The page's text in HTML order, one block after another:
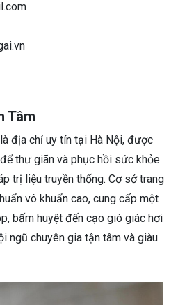
Tâm
địa chỉ uy tín tại Hà Nội, được
thư giãn và phục hồi sức khỏe
trị liệu truyền thống. Cơ sở trang
vô khuẩn cao, cung cấp một
bấm huyệt đến cạo gió giác hơi
ngũ chuyên gia tận tâm và giàu